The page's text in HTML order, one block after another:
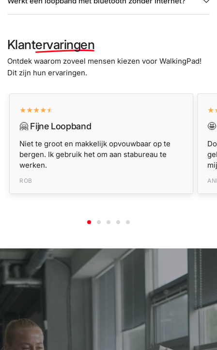
Klantervaringen
Ontdek waarom zoveel mensen kiezen voor WalkingPad!
Dit zijn hun ervaringen.
🤗 Fijne Loopband
Niet te groot en makkelijk opvouwbaar op te
bergen. Ik gebruik het om aan stabureau te
werken.
ROB